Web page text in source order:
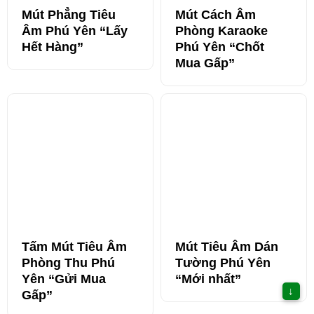
Mút Phẳng Tiêu
Âm Phú Yên “Lấy
Hết Hàng”
Mút Cách Âm
Phòng Karaoke
Phú Yên “Chốt
Mua Gấp”
Tấm Mút Tiêu Âm
Phòng Thu Phú
Yên “Gửi Mua
Gấp”
Mút Tiêu Âm Dán
Tường Phú Yên
“Mới nhất”
↓